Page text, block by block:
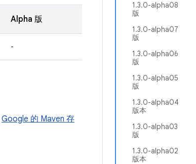
1.3.0-alpha08
版
1.3.0-alpha07
版
1.3.0-alpha06
版
1.3.0-alpha05
版
1.3.0-alpha04
版本
1.3.0-alpha03
版
1.3.0-alpha02
版本
Alpha 版
-
Google 的 Maven 存